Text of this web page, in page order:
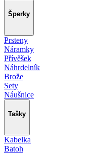
Šperky
Prsteny
Náramky
Přívěšek
Náhrdelník
Brože
Sety
Náušnice
Tašky
Kabelka
Batoh